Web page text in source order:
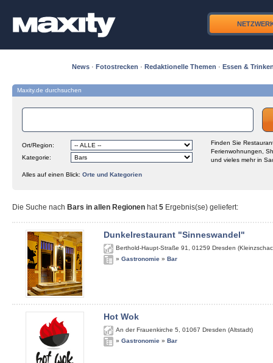
News · Fotostrecken · Redaktionelle Themen · Essen &
Maxity.de durchsuchen
Ort/Region:
Kategorie:
Finden Sie
Ferienwohnungen,
und vieles mehr in
Alles auf einen Blick: Orte und Kategorien
Die Suche nach Bars in allen Regionen hat5 Ergebnis(se) geliefert:
Dunkelrestaurant "Sinneswandel"
Berthold-Haupt-Straße 91 01259 Dresden
» Gastronomie » Bar
Hot Wok
An der Frauenkirche 5 01067 Dresden (Altstadt)
» Gastronomie » Bar